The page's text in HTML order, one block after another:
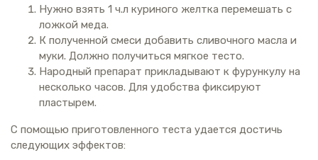
Нужно взять 1 ч.л куриного желтка перемешать с
ложкой меда.
К полученной смеси добавить сливочного масла и
муки. Должно получиться мягкое тесто.
Народный препарат прикладывают к фурункулу на
несколько часов. Для удобства фиксируют
пластырем.
С помощью приготовленного теста удается достичь
следующих эффектов: